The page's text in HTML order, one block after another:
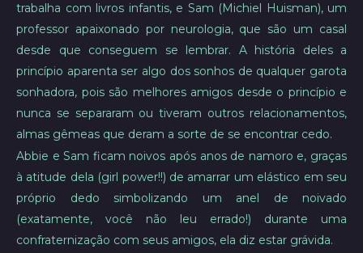
trabalha com livros infantis, e Sam (Michiel Huisman), um
professor apaixonado por neurologia, que são um casal
desde que conseguem se lembrar. A história deles a
princípio aparenta ser algo dos sonhos de qualquer garota
sonhadora, pois são melhores amigos desde o princípio e
nunca se separaram ou tiveram outros relacionamentos,
almas gêmeas que deram a sorte de se encontrar cedo.
Abbie e Sam ficam noivos após anos de namoro e, graças
à atitude dela (girl power!!) de amarrar um elástico em seu
próprio dedo simbolizando um anel de noivado
(exatamente, você não leu errado!) durante uma
confraternização com seus amigos, ela diz estar grávida.